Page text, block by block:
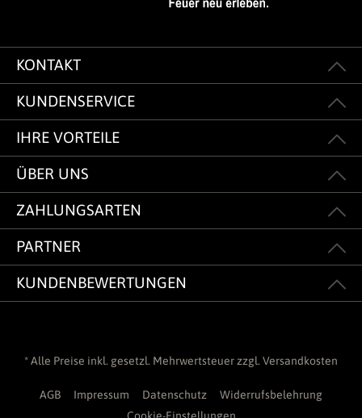
KONTAKT
KUNDENSERVICE
IHRE VORTEILE
ÜBER UNS
ZAHLUNGSARTEN
PARTNER
KUNDENBEWERTUNGEN
* Alle Preise inkl. gesetzl. Mehrwertsteuer zzgl. Versandkosten
AGB Impressum Datenschutz
Widerrufsbelehrung